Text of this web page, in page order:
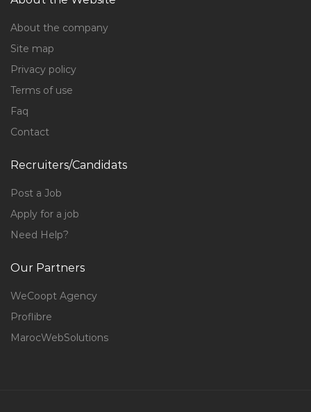
About the company
Site map
Privacy policy
Terms of use
Faq
Contact
Recruiters/Candidats
Post a Job
Apply for a job
Need Help?
Our Partners
WeCoopt Agency
Proflibre
MarocWebSolutions